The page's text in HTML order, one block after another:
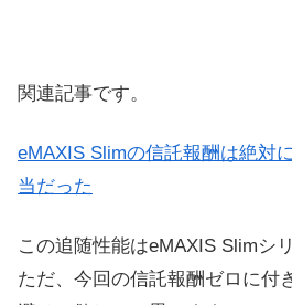
関連記事です。
eMAXIS Slimの信託報酬は絶対
当だった
この追随性能はeMAXIS Slimシ
ただ、今回の信託報酬ゼロに付